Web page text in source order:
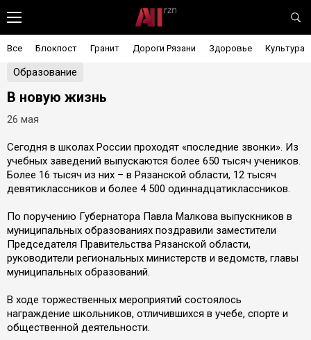
Все Блокпост Гранит Дороги Рязани Здоровье Культура
Образование
В новую жизнь
26 мая
Сегодня в школах России проходят «последние звонки». Из
учебных заведений выпускаются более 650 тысяч учеников.
Более 16 тысяч из них – в Рязанской области, 12 тысяч
девятиклассников и более 4 500 одиннадцатиклассников.
По поручению Губернатора Павла Малкова выпускников в
муниципальных образованиях поздравили заместители
Председателя Правительства Рязанской области,
руководители региональных министерств и ведомств, главы
муниципальных образований.
В ходе торжественных мероприятий состоялось
награждение школьников, отличившихся в учебе, спорте и
общественной деятельности.